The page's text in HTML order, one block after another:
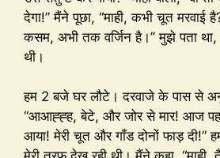
देगा!” मैंने पूछा, “माही, कभी चूत मरवाई
कसम, अभी तक वर्जिन है।” मुझे पता था,
थी।
हम 2 बजे घर लौटे। दरवाजे के पास से
“आआह्ह्ह, बेटे, और जोर से मार! आज
आया! मेरी चूत और गाँड दोनों फाड़ दी!”